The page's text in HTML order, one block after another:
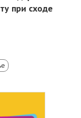
при сходе